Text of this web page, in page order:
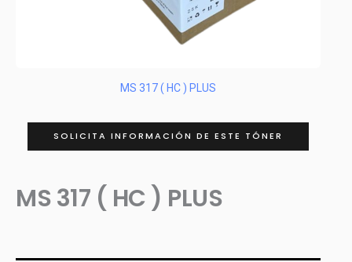
MS 317 ( HC ) PLUS
SOLICITA INFORMACIÓN DE ESTE TÓNER
MS 317 ( HC ) PLUS